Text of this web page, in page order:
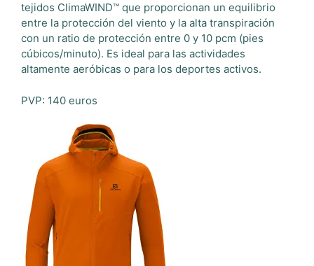
tejidos ClimaWIND™ que proporcionan un equilibrio
entre la protección del viento y la alta transpiración
con un ratio de protección entre 0 y 10 pcm (pies
cúbicos/minuto). Es ideal para las actividades
altamente aeróbicas o para los deportes activos.
PVP: 140 euros